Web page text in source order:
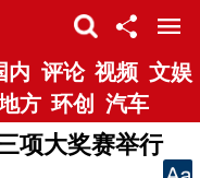
内 评论 视频 文娱
方 环创 汽车
项大奖赛举行